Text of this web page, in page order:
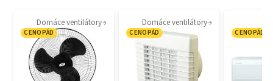
Domáce ventilátory
CENOPÁD
Domáce ventilátory
CENOPÁD CENOPÁD